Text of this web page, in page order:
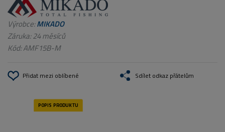
Výrobce:MIKADO
Záruka: 24 měsíců
Kód:AMF15B-M
Přidat mezi oblíbené Sdílet odkaz přátelům